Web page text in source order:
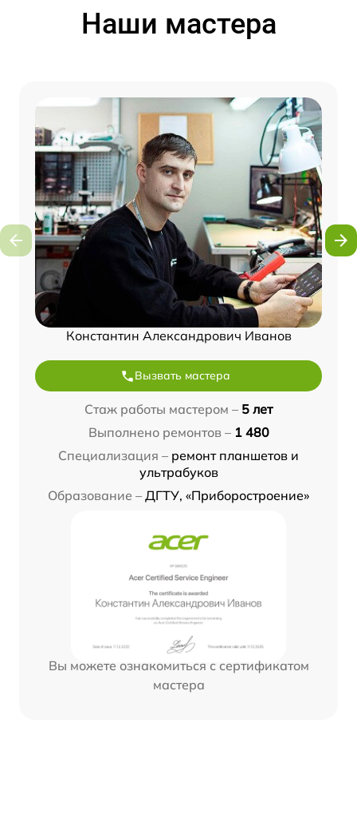
Наши мастера
Константин Александрович Иванов
Вызвать мастера
Стаж работы мастером – 5 лет
Выполнено ремонтов – 1 480
Специализация – ремонт планшетов и
ультрабуков
Образование – ДГТУ, «Приборостроение»
Вы можете ознакомиться с сертификатом
мастера